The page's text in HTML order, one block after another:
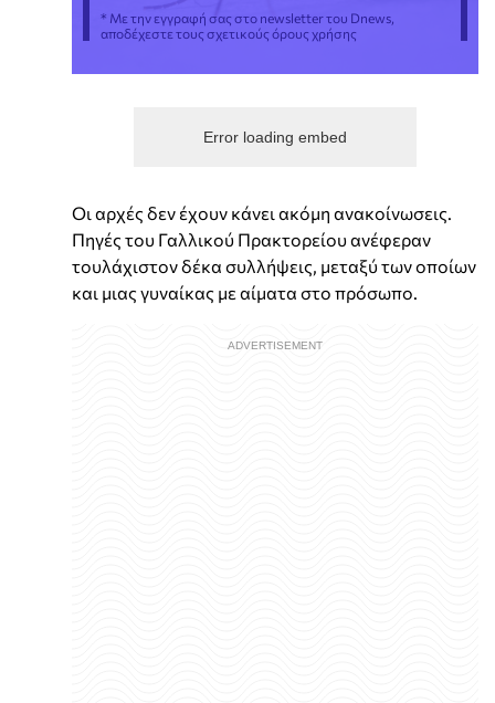
* Με την εγγραφή σας στο newsletter του Dnews,
αποδέχεστε τους σχετικούς όρους χρήσης
Error loading embed
Οι αρχές δεν έχουν κάνει ακόμη ανακοίνωσεις.
Πηγές του Γαλλικού Πρακτορείου ανέφεραν
τουλάχιστον δέκα συλλήψεις, μεταξύ των οποίων
και μιας γυναίκας με αίματα στο πρόσωπο.